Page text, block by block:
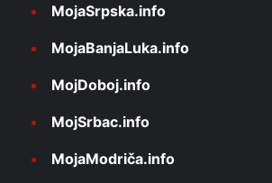
MojaSrpska.info
MojaBanjaLuka.info
MojDoboj.info
MojSrbac.info
MojaModriča.info